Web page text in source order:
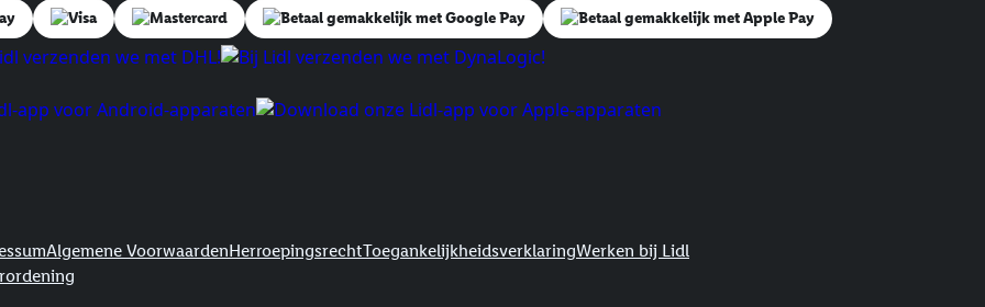
Algemene VoorwaardenHerroepingsrechtToegankelijkheidsverklaringWerken bij Lidl